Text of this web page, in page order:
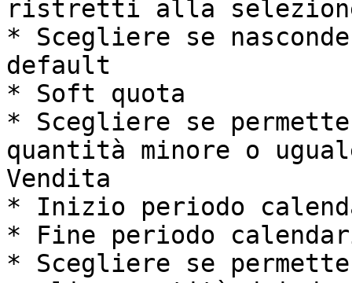
ristretti alla
* Scegliere se
default
* Soft quota
* Scegliere se
quantità minore o
Vendita
* Inizio periodo
* Fine periodo
* Scegliere se